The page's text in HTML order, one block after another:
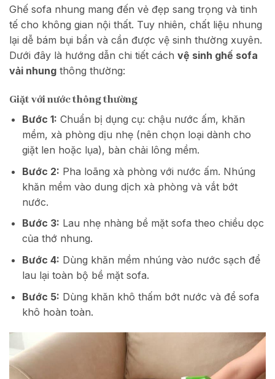
Ghế sofa nhung mang đến vẻ đẹp sang trọng và tinh
tế cho không gian nội thất. Tuy nhiên, chất liệu nhung
lại dễ bám bụi bẩn và cần được vệ sinh thường xuyên.
Dưới đây là hướng dẫn chi tiết cách vệ sinh ghế sofa
vải nhung thông thường:
Giặt với nước thông thường
Bước 1: Chuẩn bị dụng cụ: chậu nước ấm, khăn
mềm, xà phòng dịu nhẹ (nên chọn loại dành cho
giặt len hoặc lụa), bàn chải lông mềm.
Bước 2: Pha loãng xà phòng với nước ấm. Nhúng
khăn mềm vào dung dịch xà phòng và vắt bớt
nước.
Bước 3: Lau nhẹ nhàng bề mặt sofa theo chiều dọc
của thớ nhung.
Bước 4: Dùng khăn mềm nhúng vào nước sạch để
lau lại toàn bộ bề mặt sofa.
Bước 5: Dùng khăn khô thấm bớt nước và để sofa
khô hoàn toàn.